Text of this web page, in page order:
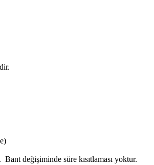
. Bant değişiminde süre kısıtlaması yoktur.